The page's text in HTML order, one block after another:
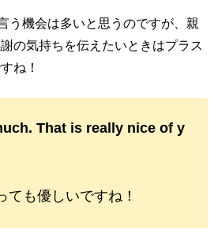
う機会は多いと思うのですが、親
の気持ちを伝えたいときはプラス
ね！
That is really nice of y
ても優しいですね！